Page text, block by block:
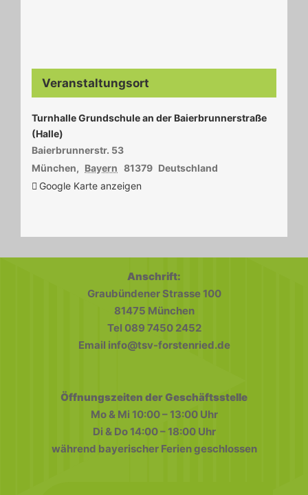
Veranstaltungsort
Turnhalle Grundschule an der Baierbrunnerstraße
(Halle)
Baierbrunnerstr. 53
München, Bayern 81379 Deutschland
Google Karte anzeigen
Anschrift:
Graubündener Strasse 100
81475 München
Tel 089 7450 2452
Email info@tsv-forstenried.de
Öffnungszeiten der Geschäftsstelle
Mo & Mi 10:00 – 13:00 Uhr
Di & Do 14:00 – 18:00 Uhr
während bayerischer Ferien geschlossen